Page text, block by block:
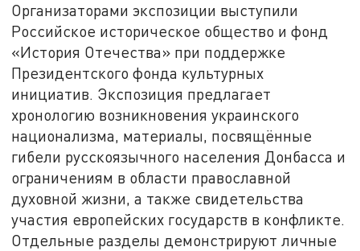
Организаторами экспозиции выступили
Российское историческое общество и фонд
«История Отечества» при поддержке
Президентского фонда культурных
инициатив. Экспозиция предлагает
хронологию возникновения украинского
национализма, материалы, посвящённые
гибели русскоязычного населения Донбасса и
ограничениям в области православной
духовной жизни, а также свидетельства
участия европейских государств в конфликте.
Отдельные разделы демонстрируют личные